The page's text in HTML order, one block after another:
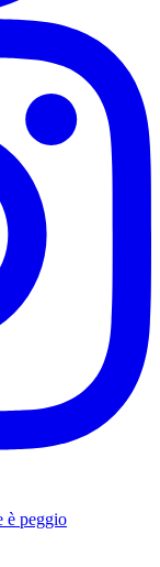
è peggio